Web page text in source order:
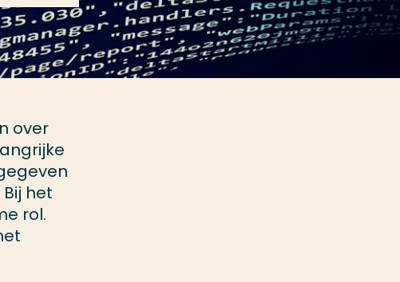
over
het
rol.